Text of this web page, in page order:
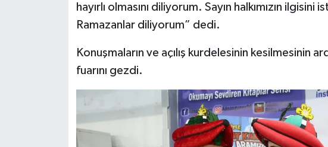
hayırlı olmasını diliyorum. Sayın halkımızın
Ramazanlar diliyorum” dedi.
Konuşmaların ve açılış kurdelesinin kesilmesinin
fuarını gezdi.